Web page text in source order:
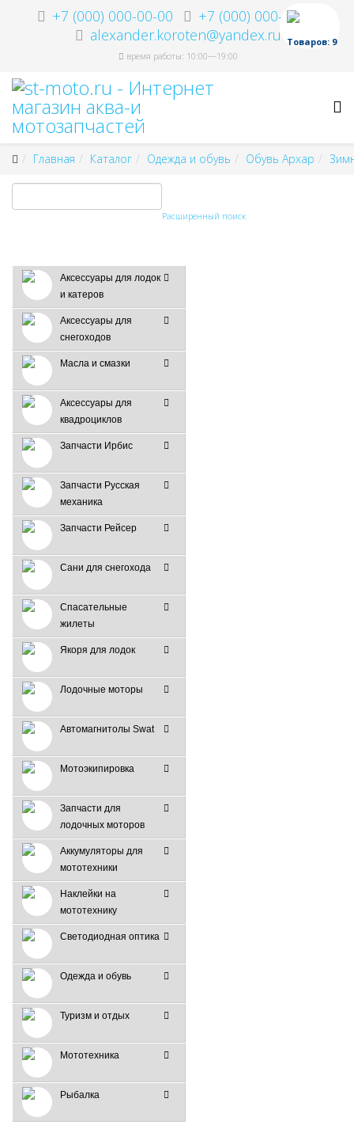
+7 (000) 000-00-00
+7 (000) 000-00-00
alexander.koroten@yandex.ru
время работы: 10:00—19:00
Товаров: 9
Главная Каталог Одежда и обувь Обувь Архар
Расширенный поиск
Аксессуары для лодок
и катеров
Аксессуары для
снегоходов
Масла и смазки
Аксессуары для
квадроциклов
Запчасти Ирбис
Запчасти Русская
механика
Запчасти Рейсер
Сани для снегохода
Спасательные
жилеты
Якоря для лодок
Лодочные моторы
Автомагнитолы Swat
Мотоэкипировка
Запчасти для
лодочных моторов
Аккумуляторы для
мототехники
Наклейки на
мототехнику
Светодиодная оптика
Одежда и обувь
Туризм и отдых
Мототехника
Рыбалка